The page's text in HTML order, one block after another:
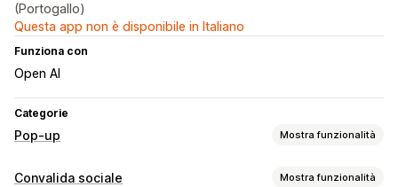
(Portogallo)
Questa app non è disponibile in Italiano
Funziona con
Open AI
Categorie
Pop-up Mostra funzionalità
Tipi di pop-up
Convalida sociale Mostra funzionalità